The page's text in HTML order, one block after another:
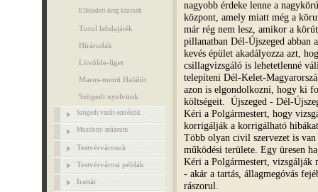
Elfeledett öreg kincsek
Turul labdajáték
Hírárudák
Lövölde-liget
Maros-menti Halálút
Szögedi nyelvünk
Szögedi vasút-emlékök
Mozdony-múzeum
Testvérvárosok
Testvérvárosi példák
Irattár
nagyobb érdeke lenne a
központ, amely miatt még a
már rég nem lesz, amikor a
pillanatban Dél-Újszeged abban
kevés épület akadályozza azt,
csillagvizsgáló is lehetetlenné
telepíteni Dél-Kelet-
azon is elgondolkozni, hogy ki
költségeit. Újszeged - Dél-
Kéri a Polgármestert, hogy
korrigálják a korrigálható
Több olyan civil szervezet is van
működési területe. Egy üresen
Kéri a Polgármestert, vizsgálják
- akár a tartás, állagmegóvás
rászorul.